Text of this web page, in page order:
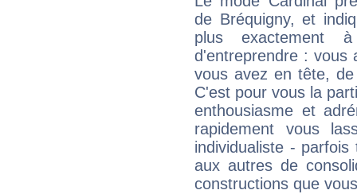
de Bréquigny, et
plus exactement
d'entreprendre :
vous avez en tête,
C'est pour vous la
enthousiasme et
rapidement vous
individualiste -
aux autres de
constructions que